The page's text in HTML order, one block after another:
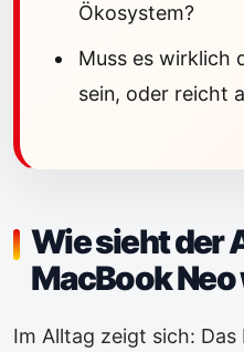
Ökosystem?
Muss es wirklich
sein, oder reicht
Wie sieht der
MacBook
Im Alltag zeigt sich: